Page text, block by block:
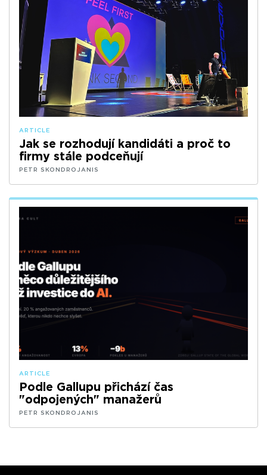
ARTICLE
Jak se rozhodují kandidáti a proč to
firmy stále podceňují
PETR SKONDROJANIS
ARTICLE
Podle Gallupu přichází čas
"odpojených" manažerů
PETR SKONDROJANIS